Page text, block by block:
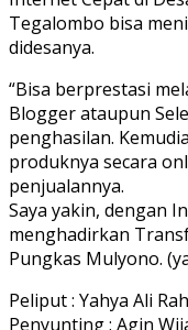
Tegalombo bisa
didesanya.
“Bisa berprestasi
Blogger ataupun
penghasilan.
produknya secara
penjualannya.
Saya yakin, dengan
menghadirkan
Pungkas Mulyono.
Peliput : Yahya Ali
Penyunting : Agin